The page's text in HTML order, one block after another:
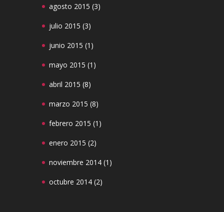
agosto 2015 (3)
julio 2015 (3)
junio 2015 (1)
mayo 2015 (1)
abril 2015 (8)
marzo 2015 (8)
febrero 2015 (1)
enero 2015 (2)
noviembre 2014 (1)
octubre 2014 (2)